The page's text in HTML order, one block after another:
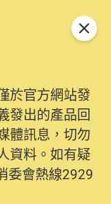
於官方網站發
發出的產品回
體訊息，切勿
資料。如有疑
委會熱線2929
關閉